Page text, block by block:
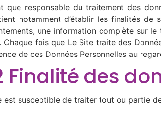
que responsable du traitement des
notamment d’établir les finalités
une information complète sur
Chaque fois que Le Site traite des
de ces Données Personnelles au
Finalité des
est susceptible de traiter tout ou partie